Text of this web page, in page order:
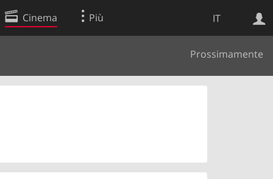
IT
Cinema Più
Prossimamente